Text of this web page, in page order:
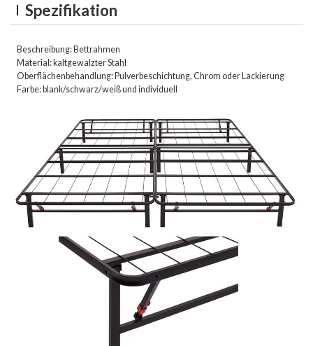
Spezifikation
Beschreibung: Bettrahmen
Material: kaltgewalzter Stahl
Oberflächenbehandlung: Pulverbeschichtung, Chrom oder Lackierung
Farbe: blank/schwarz/weiß und individuell